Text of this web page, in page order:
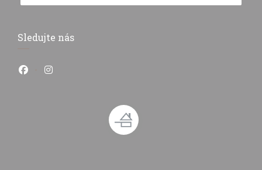
Sledujte nás
Facebook ((otevře se v novém okně))
Instagram ((otevře se v novém okně))